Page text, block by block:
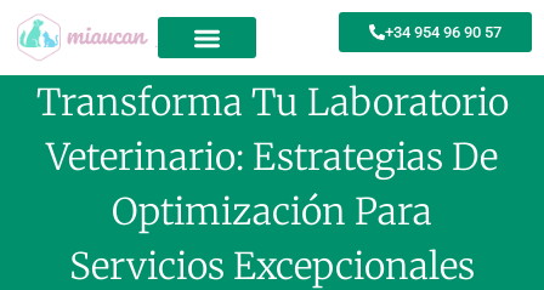
+34 954 96 90 57
Transforma Tu Laboratorio
Veterinario: Estrategias De
Optimización Para
Servicios Excepcionales